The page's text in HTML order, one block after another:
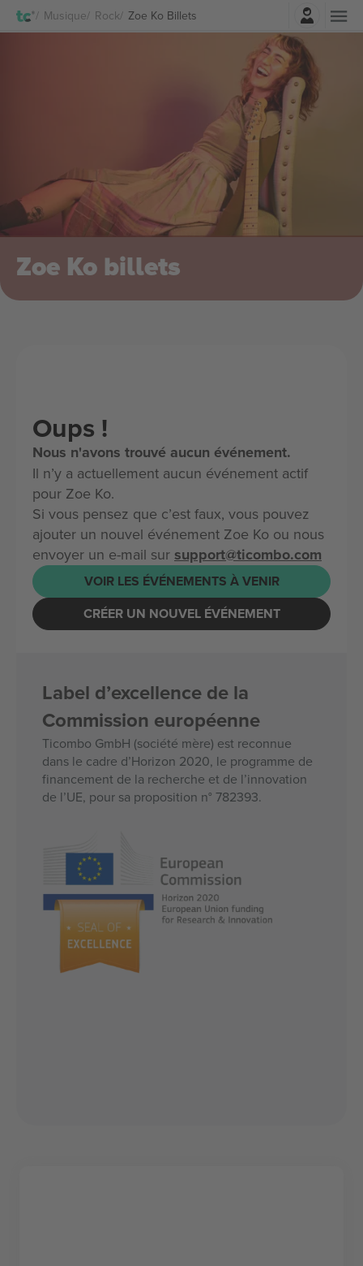
Musique Rock Zoe Ko Billets
Zoe Ko billets
Oups !
Nous n'avons trouvé aucun événement.
Il n’y a actuellement aucun événement actif
pour Zoe Ko.
Si vous pensez que c’est faux, vous pouvez
ajouter un nouvel événement Zoe Ko ou nous
envoyer un e-mail sur support@ticombo.com
VOIR LES ÉVÉNEMENTS À VENIR
CRÉER UN NOUVEL ÉVÉNEMENT
Label d’excellence de la
Commission européenne
Ticombo GmbH (société mère) est reconnue
dans le cadre d’Horizon 2020, le programme de
financement de la recherche et de l’innovation
de l’UE, pour sa proposition n° 782393.